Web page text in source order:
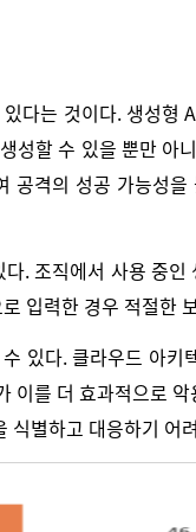
다는 것이다. 생성
성할 수 있을 뿐만
공격의 성공 가능성
. 조직에서 사용 중
입력한 경우 적절한
있다. 클라우드 아
이를 더 효과적으로
식별하고 대응하기 어